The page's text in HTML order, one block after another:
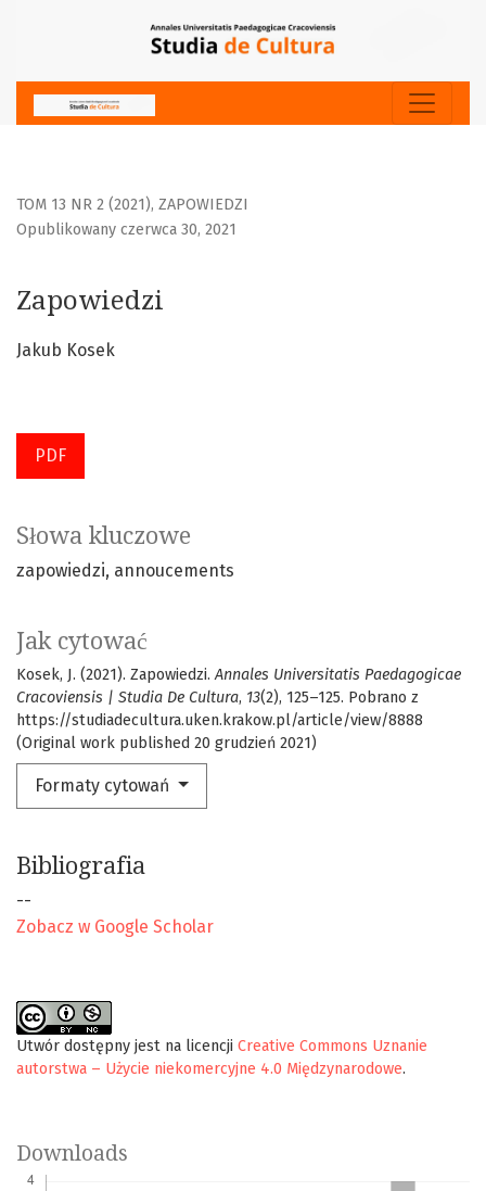
TOM 13 NR 2 (2021), ZAPOWIEDZI
Zapowiedzi
Opublikowany czerwca 30, 2021
Jakub Kosek
PDF
Słowa kluczowe
zapowiedzi annoucements
Jak cytować
Kosek, J. (2021). Zapowiedzi.Annales Universitatis Paedagogicae
Cracoviensis | Studia De Cultura, 13(2), 125–125. Pobrano z
https://studiadecultura.uken.krakow.pl/article/view/8888
(Original work published 20 grudzień 2021)
Formaty cytowań
Bibliografia
--
Zobacz w Google Scholar
Utwór dostępny jest na licencji Creative Commons Uznanie
autorstwa – Użycie niekomercyjne 4.0 Międzynarodowe.
Downloads